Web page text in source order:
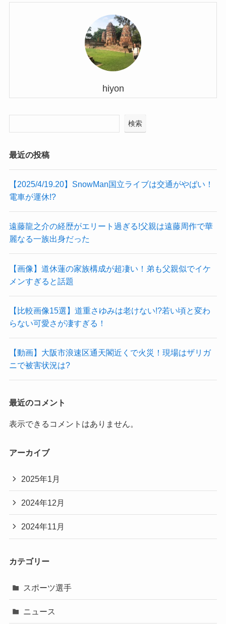
hiyon
検索
最近の投稿
【2025/4/19.20】SnowMan国立ライブは交通がやばい！
電車が運休!?
遠藤龍之介の経歴がエリート過ぎる!父親は遠藤周作で華
麗なる一族出身だった
【画像】道休蓮の家族構成が超凄い！弟も父親似でイケ
メンすぎると話題
【比較画像15選】道重さゆみは老けない!?若い頃と変わ
らない可愛さが凄すぎる！
【動画】大阪市浪速区通天閣近くで火災！現場はザリガ
ニで被害状況は?
最近のコメント
表示できるコメントはありません。
アーカイブ
2025年1月
2024年12月
2024年11月
カテゴリー
スポーツ選手
ニュース